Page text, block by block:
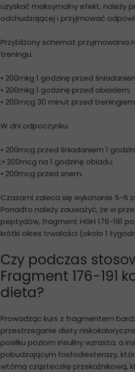
uzyskać maksymalny efekt, należy
odchudzającej i przyjmować
Przybliżony schemat przyjmowania
treningu:
• 200mkg 1 godzinę przed
• 200mkg 1 godzinę przed obiadem;
• 200mcg 30 minut przed
W dni odpoczynku:
• 200mcg przed śniadaniem 1
;• 200mcg na 1 godzinę obiadu;
• 200mcg przed snem.
Czasami zaleca się wykonanie 5-6
Ponadto należy zauważyć, że w
peptydów, fragment HGH 176-191
krótki okres trwałości (około 1
Czy podczas
Fragment 176-191
dieta?
Prowadząc kurs z fragmentem
przestrzeganie diety
posiłku poziom insuliny wzrasta, a
pobudzającym fosfodiesterazy,
wtórną cząsteczkę przekaźnikową,